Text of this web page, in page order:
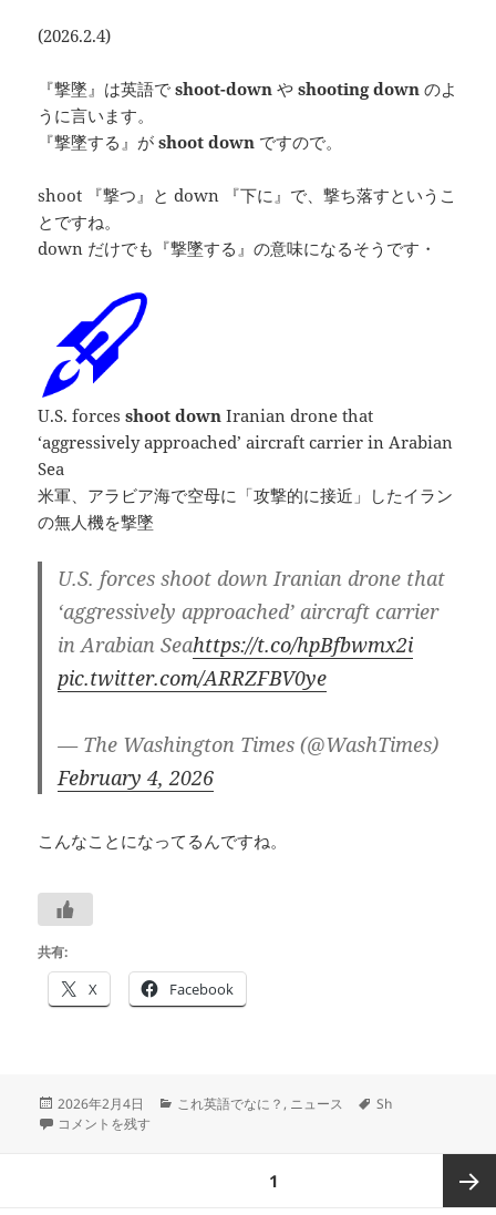
(2026.2.4)
『撃墜』は英語で shoot-down やshooting down のよ
うに言います。
『撃墜する』がshoot down ですので。
shoot 『撃つ』と down 『下に』で、撃ち落すというこ
とですね。
down だけでも『撃墜する』の意味になるそうです・
U.S. forcesshoot down Iranian drone that
‘aggressively approached’ aircraft carrier in Arabian
Sea
米軍、アラビア海で空母に「攻撃的に接近」したイラン
の無人機を撃墜
U.S. forces shoot down Iranian drone that
‘aggressively approached’ aircraft carrier
in Arabian Seahttps://t.co/hpBfbwmx2i
pic.twitter.com/ARRZFBV0ye
— The Washington Times (@WashTimes)
February 4, 2026
こんなことになってるんですね。
共有:
X Facebook
投
稿
2026年2月4日
カ
これ英語でなに？ , ニュース
タ
Sh
「撃墜」の英語―🛩―気になる英語調べ隊 2832 に
コメントを残す
1